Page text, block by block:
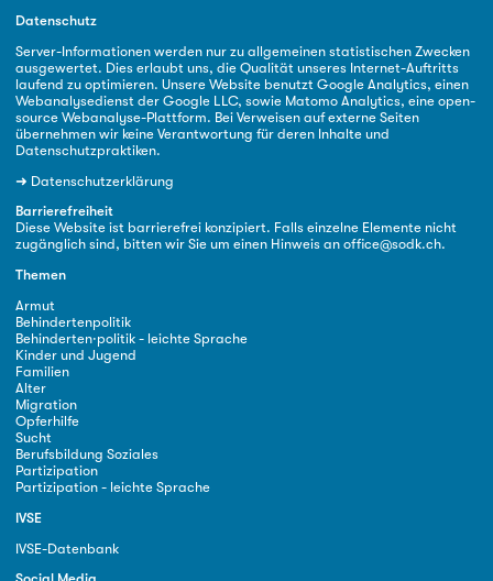
Datenschutz
Server-Informationen werden nur zu allgemeinen statistischen Zwecken
ausgewertet. Dies erlaubt uns, die Qualität unseres Internet-Auftritts
laufend zu optimieren. Unsere Website benutzt Google Analytics, einen
Webanalysedienst der Google LLC, sowie Matomo Analytics, eine open-
source Webanalyse-Plattform. Bei Verweisen auf externe Seiten
übernehmen wir keine Verantwortung für deren Inhalte und
Datenschutzpraktiken.
➜ Datenschutzerklärung
Barrierefreiheit
Diese Website ist barrierefrei konzipiert. Falls einzelne Elemente nicht
zugänglich sind, bitten wir Sie um einen Hinweis an office@sodk.ch.
Themen
Armut
Behindertenpolitik
Behinderten·politik - leichte Sprache
Kinder und Jugend
Familien
Alter
Migration
Opferhilfe
Sucht
Berufsbildung Soziales
Partizipation
Partizipation - leichte Sprache
IVSE
IVSE-Datenbank